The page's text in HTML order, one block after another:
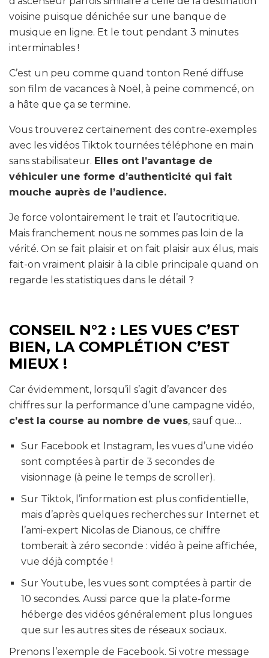
voisine puisque dénichée sur une banque de
musique en ligne. Et le tout pendant 3 minutes
interminables !
C’est un peu comme quand tonton René diffuse
son film de vacances à Noël, à peine commencé, on
a hâte que ça se termine.
Vous trouverez certainement des contre-exemples
avec les vidéos Tiktok tournées téléphone en main
sans stabilisateur. Elles ont l’avantage de
véhiculer une forme d’authenticité qui fait
mouche auprès de l’audience.
Je force volontairement le trait et l’autocritique.
Mais franchement nous ne sommes pas loin de la
vérité. On se fait plaisir et on fait plaisir aux élus, mais
fait-on vraiment plaisir à la cible principale quand on
regarde les statistiques dans le détail ?
CONSEIL N°2 : LES VUES C’EST
BIEN, LA COMPLÉTION C’EST
MIEUX !
Car évidemment, lorsqu’il s’agit d’avancer des
chiffres sur la performance d’une campagne vidéo,
c’est la course au nombre de vues, sauf que…
Sur Facebook et Instagram, les vues d’une vidéo
sont comptées à partir de 3 secondes de
visionnage (à peine le temps de scroller).
Sur Tiktok, l’information est plus confidentielle,
mais d’après quelques recherches sur Internet et
l’ami-expert Nicolas de Dianous, ce chiffre
tomberait à zéro seconde : vidéo à peine affichée,
vue déjà comptée !
Sur Youtube, les vues sont comptées à partir de
10 secondes. Aussi parce que la plate-forme
héberge des vidéos généralement plus longues
que sur les autres sites de réseaux sociaux.
Prenons l’exemple de Facebook. Si votre message